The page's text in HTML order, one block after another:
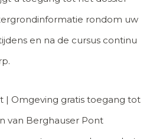
rondom uw
en na de cursus continu
| Omgeving gratis toegang tot
van Berghauser Pont